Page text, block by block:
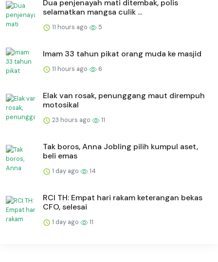
Dua penjenayah mati ditembak, polis
selamatkan mangsa culik ...
11 hours ago 5
Imam 33 tahun pikat orang muda ke masjid
11 hours ago 6
Elak van rosak, penunggang maut dirempuh
motosikal
23 hours ago 11
Tak boros, Anna Jobling pilih kumpul aset,
beli emas
1 day ago 14
RCI TH: Empat hari rakam keterangan bekas
CFO, selesai
1 day ago 11